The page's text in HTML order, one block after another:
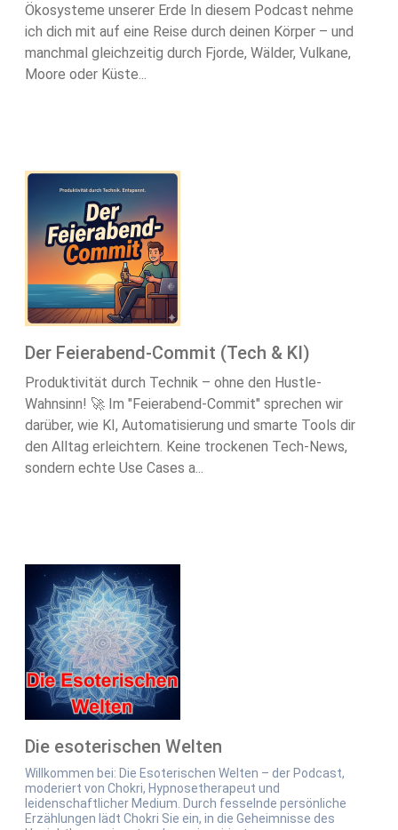
Ökosysteme unserer Erde In diesem Podcast nehme
ich dich mit auf eine Reise durch deinen Körper – und
manchmal gleichzeitig durch Fjorde, Wälder, Vulkane,
Moore oder Küste...
Der Feierabend-Commit (Tech & KI)
Produktivität durch Technik – ohne den Hustle-
Wahnsinn! 🚀 Im "Feierabend-Commit" sprechen wir
darüber, wie KI, Automatisierung und smarte Tools dir
den Alltag erleichtern. Keine trockenen Tech-News,
sondern echte Use Cases a...
Die esoterischen Welten
Willkommen bei: Die Esoterischen Welten – der Podcast,
moderiert von Chokri, Hypnosetherapeut und
leidenschaftlicher Medium. Durch fesselnde persönliche
Erzählungen lädt Chokri Sie ein, in die Geheimnisse des